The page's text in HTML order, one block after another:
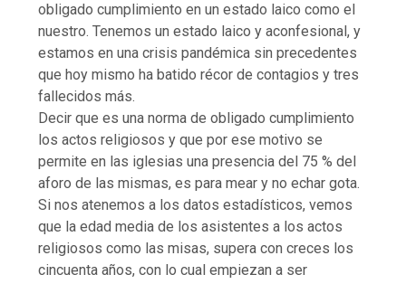
obligado cumplimiento en un estado laico como el
nuestro. Tenemos un estado laico y aconfesional, y
estamos en una crisis pandémica sin precedentes
que hoy mismo ha batido récor de contagios y tres
fallecidos más.
Decir que es una norma de obligado cumplimiento
los actos religiosos y que por ese motivo se
permite en las iglesias una presencia del 75 % del
aforo de las mismas, es para mear y no echar gota.
Si nos atenemos a los datos estadísticos, vemos
que la edad media de los asistentes a los actos
religiosos como las misas, supera con creces los
cincuenta años, con lo cual empiezan a ser